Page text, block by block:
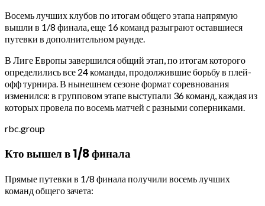
Восемь лучших клубов по итогам общего этапа напрямую
вышли в 1/8 финала, еще 16 команд разыграют оставшиеся
путевки в дополнительном раунде.
В Лиге Европы завершился общий этап, по итогам которого
определились все 24 команды, продолжившие борьбу в плей-
офф турнира. В нынешнем сезоне формат соревнования
изменился: в групповом этапе выступали 36 команд, каждая из
которых провела по восемь матчей с разными соперниками.
rbc.group
Кто вышел в 1/8 финала
Прямые путевки в 1/8 финала получили восемь лучших
команд общего зачета: